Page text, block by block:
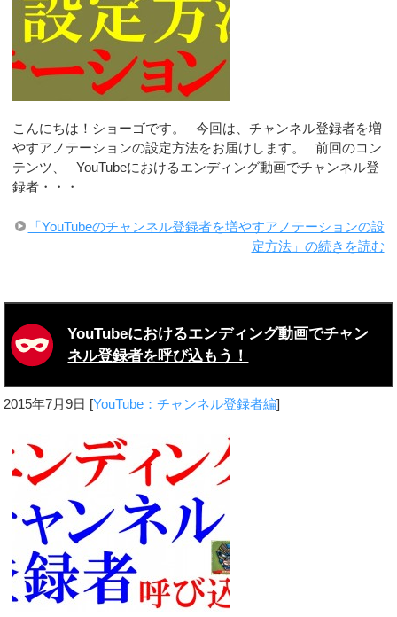
こんにちは！ショーゴです。 今回は、チャンネル登録者を増
やすアノテーションの設定方法をお届けします。 前回のコン
テンツ、 YouTubeにおけるエンディング動画でチャンネル登
録者・・・
「YouTubeのチャンネル登録者を増やすアノテーションの設
定方法」の続きを読む
YouTubeにおけるエンディング動画でチャン
ネル登録者を呼び込もう！
2015年7月9日 [YouTube：チャンネル登録者編]